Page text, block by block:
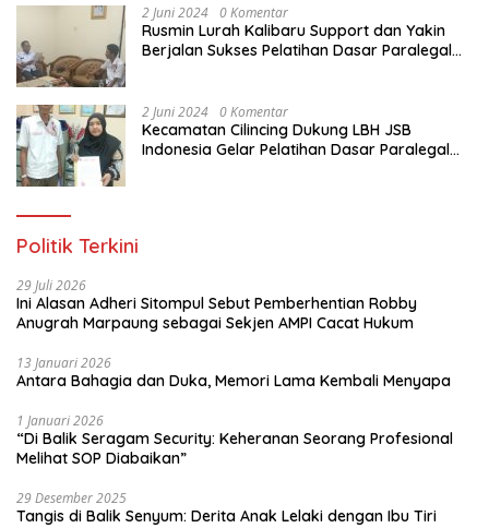
2 Juni 2024 0 Komentar
Rusmin Lurah Kalibaru Support dan Yakin
Berjalan Sukses Pelatihan Dasar Paralegal
2 Juni 2024 0 Komentar
Kecamatan Cilincing Dukung LBH JSB
Indonesia Gelar Pelatihan Dasar Paralegal
Politik Terkini
29 Juli 2026
Ini Alasan Adheri Sitompul Sebut Pemberhentian Robby
Anugrah Marpaung sebagai Sekjen AMPI Cacat Hukum
13 Januari 2026
Antara Bahagia dan Duka, Memori Lama Kembali Menyapa
1 Januari 2026
“Di Balik Seragam Security: Keheranan Seorang Profesional
Melihat SOP Diabaikan”
29 Desember 2025
Tangis di Balik Senyum: Derita Anak Lelaki dengan Ibu Tiri